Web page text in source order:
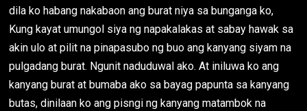
dila ko habang nakabaon ang burat niya sa bunganga ko,
Kung kayat umungol siya ng napakalakas at sabay hawak sa
akin ulo at pilit na pinapasubo ng buo ang kanyang siyam na
pulgadang burat. Ngunit naduduwal ako. At iniluwa ko ang
kanyang burat at bumaba ako sa bayag papunta sa kanyang
butas, dinilaan ko ang pisngi ng kanyang matambok na